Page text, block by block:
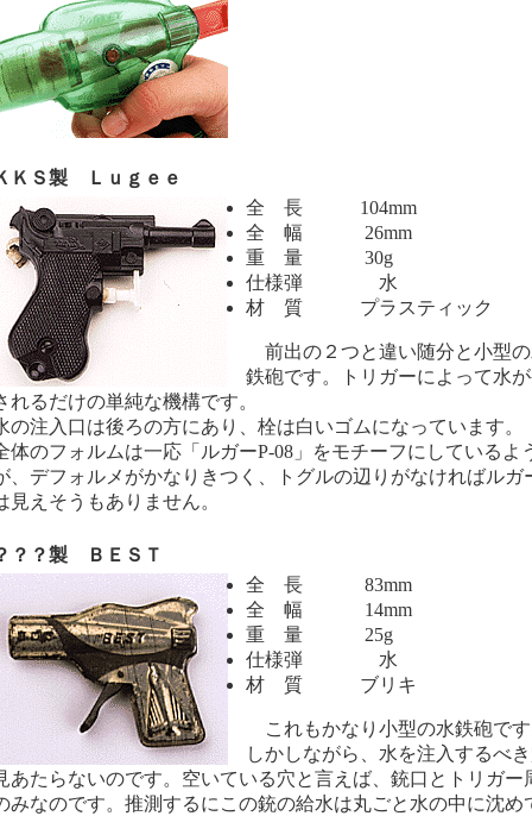
ＫＳ製 Ｌｕｇｅｅ
全 長 104mm
全 幅 26mm
重 量 30g
仕様弾 水
材 質 プラスティック
前出の２つと違い随分と小型
鉄砲です。トリガーによって水
れるだけの単純な機構です。
注入口は後ろの方にあり、栓は白いゴムになっています。
のフォルムは一応「ルガーP-08」をモチーフにしているよ
、デフォルメがかなりきつく、トグルの辺りがなければルガ
見えそうもありません。
？？製 ＢＥＳＴ
全 長 83mm
全 幅 14mm
重 量 25g
仕様弾 水
材 質 ブリキ
これもかなり小型の水鉄砲です
しかしながら、水を注入するべ
あたらないのです。空いている穴と言えば、銃口とトリガー
みなのです。推測するにこの銃の給水は丸ごと水の中に沈め